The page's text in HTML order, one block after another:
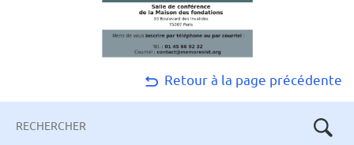
Retour à la page précédente
clés